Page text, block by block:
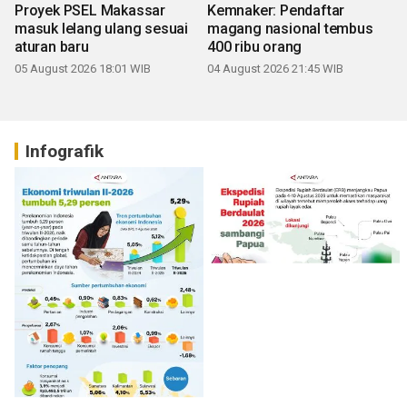
Proyek PSEL Makassar
masuk lelang ulang sesuai
aturan baru
05 August 2026 18:01 WIB
Kemnaker: Pendaftar
magang nasional tembus
400 ribu orang
04 August 2026 21:45 WIB
Infografik